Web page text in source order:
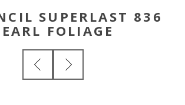
SUPERLAST 836
FOLIAGE